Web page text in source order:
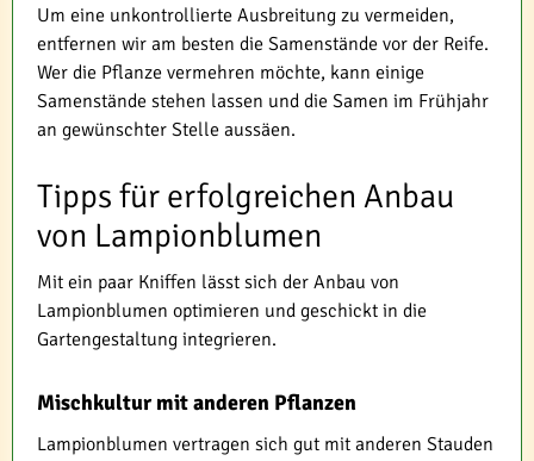
Um eine unkontrollierte Ausbreitung zu vermeiden,
entfernen wir am besten die Samenstände vor der Reife.
Wer die Pflanze vermehren möchte, kann einige
Samenstände stehen lassen und die Samen im Frühjahr
an gewünschter Stelle aussäen.
Tipps für erfolgreichen Anbau
von Lampionblumen
Mit ein paar Kniffen lässt sich der Anbau von
Lampionblumen optimieren und geschickt in die
Gartengestaltung integrieren.
Mischkultur mit anderen Pflanzen
Lampionblumen vertragen sich gut mit anderen Stauden